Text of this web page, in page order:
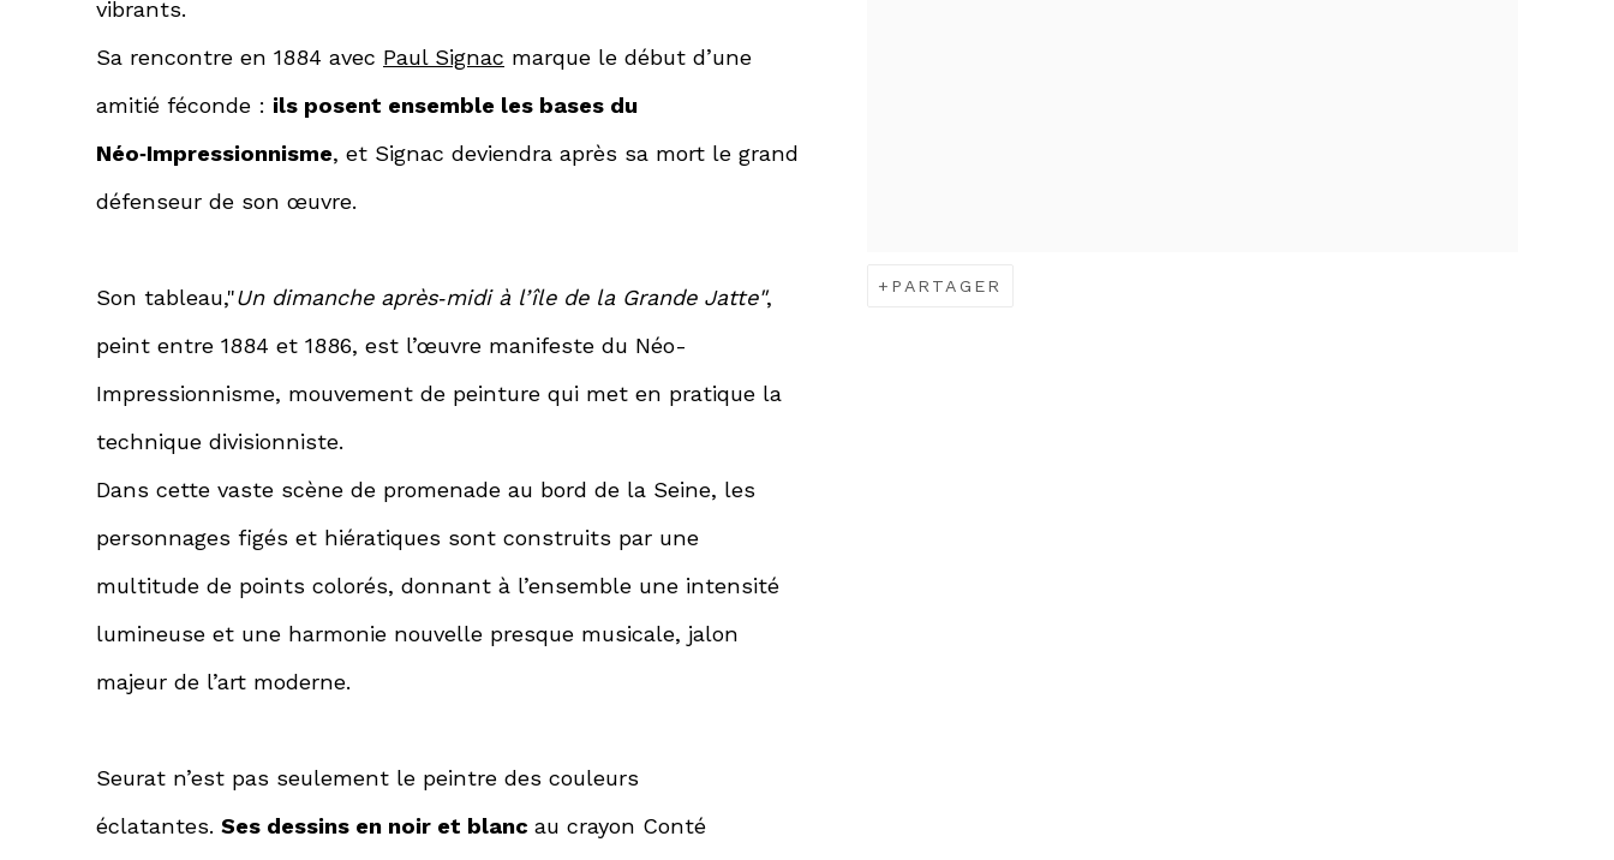
PARTAGER
vibrants.
Sa rencontre en 1884 avec Paul Signac marque le début d’une
amitié féconde : ils posent ensemble les bases du
Néo‑Impressionnisme, et Signac deviendra après sa mort le grand
défenseur de son œuvre.
Son tableau,"Un dimanche après‑midi à l’île de la Grande Jatte",
peint entre 1884 et 1886, est l’œuvre manifeste du Néo-
Impressionnisme, mouvement de peinture qui met en pratique la
technique divisionniste.
Dans cette vaste scène de promenade au bord de la Seine, les
personnages figés et hiératiques sont construits par une
multitude de points colorés, donnant à l’ensemble une intensité
lumineuse et une harmonie nouvelle presque musicale, jalon
majeur de l’art moderne.
Seurat n’est pas seulement le peintre des couleurs
éclatantes. Ses dessins en noir et blanc au crayon Conté